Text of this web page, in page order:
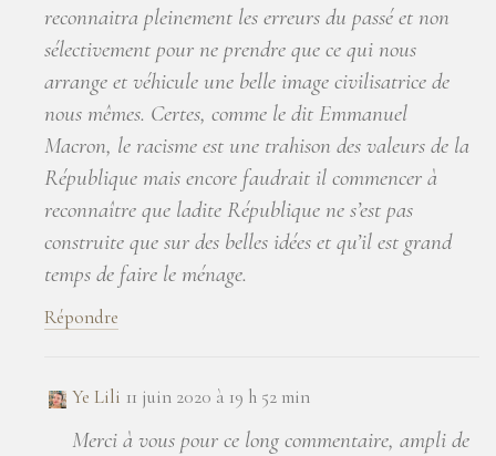
reconnaitra pleinement les erreurs du passé et non
sélectivement pour ne prendre que ce qui nous
arrange et véhicule une belle image civilisatrice de
nous mêmes. Certes, comme le dit Emmanuel
Macron, le racisme est une trahison des valeurs de la
République mais encore faudrait il commencer à
reconnaître que ladite République ne s’est pas
construite que sur des belles idées et qu’il est grand
temps de faire le ménage.
Répondre
Ye Lili 11 juin 2020 à 19 h 52 min
Merci à vous pour ce long commentaire, ampli de